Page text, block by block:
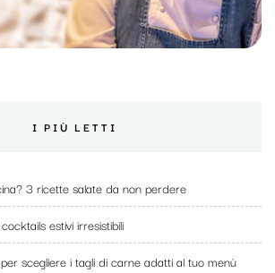
I PIÙ LETTI
3 ricette salate da non perdere
estivi irresistibili
scegliere i tagli di carne adatti al tuo menù